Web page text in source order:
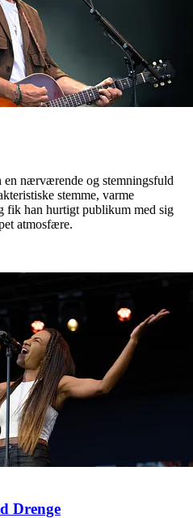
en nærværende og stemningsfuld
stemme, varme
fik han hurtigt publikum med sig
atmosfære.
Drenge